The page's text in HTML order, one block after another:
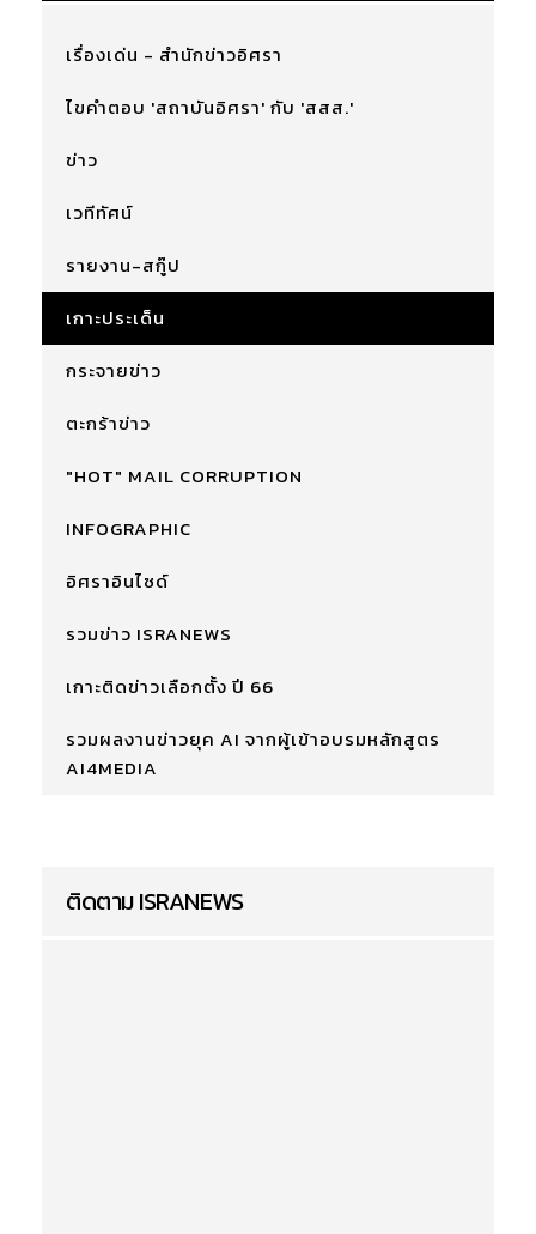
เรื่องเด่น - สำนักข่าวอิศรา
ไขคำตอบ 'สถาบันอิศรา' กับ 'สสส.'
ข่าว
เวทีทัศน์
รายงาน-สกู๊ป
เกาะประเด็น
กระจายข่าว
ตะกร้าข่าว
"HOT" MAIL CORRUPTION
INFOGRAPHIC
อิศราอินไซด์
รวมข่าว ISRANEWS
เกาะติดข่าวเลือกตั้ง ปี 66
รวมผลงานข่าวยุค AI จากผู้เข้าอบรมหลักสูตร
AI4MEDIA
ติดตาม ISRANEWS